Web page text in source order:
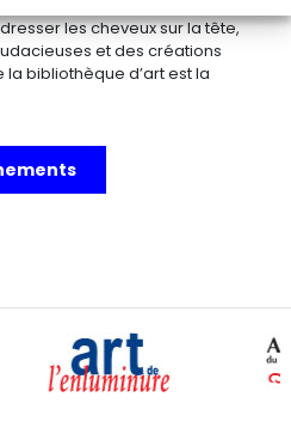
les cheveux sur la tête,
et des créations
la bibliothèque d’art est la